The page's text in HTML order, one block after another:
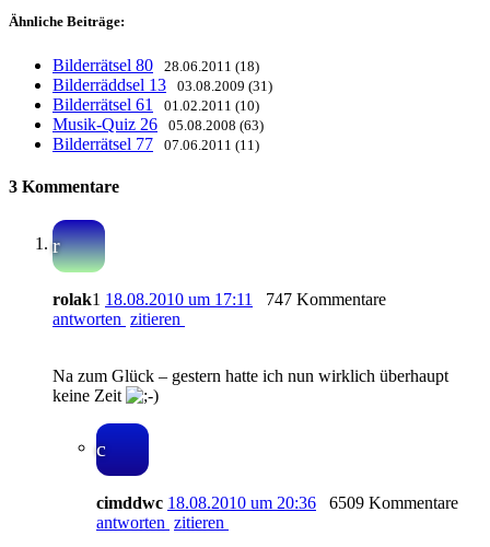
Ähnliche Beiträge:
Bilderrätsel 80 28.06.2011 (18)
Bilderräddsel 13 03.08.2009 (31)
Bilderrätsel 61 01.02.2011 (10)
Musik-Quiz 26 05.08.2008 (63)
Bilderrätsel 77 07.06.2011 (11)
3 Kommentare
r
rolak1 18.08.2010 um 17:11
747 Kommentare
antworten zitieren
Na zum Glück – gestern hatte ich nun wirklich überhaupt
keine Zeit
c
cimddwc 18.08.2010 um 20:36
6509 Kommentare
antworten zitieren